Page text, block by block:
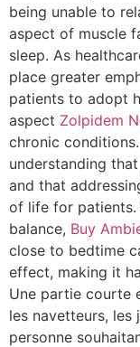
being unable to
aspect of muscle
sleep. As
place greater
patients to adopt
aspect Zolpidem
chronic
understanding
and that
of life for patients.
balance, Buy
close to bedtime
effect, making it
Une partie courte
les navetteurs, les
personne